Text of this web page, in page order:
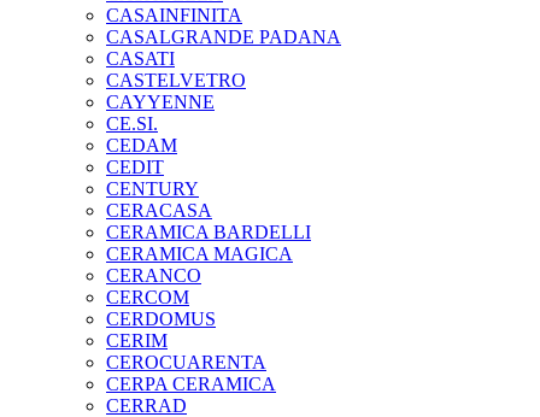
CASAINFINITA
CASALGRANDE PADANA
CASATI
CASTELVETRO
CAYYENNE
CE.SI.
CEDAM
CEDIT
CENTURY
CERACASA
CERAMICA BARDELLI
CERAMICA MAGICA
CERANCO
CERCOM
CERDOMUS
CERIM
CEROCUARENTA
CERPA CERAMICA
CERRAD